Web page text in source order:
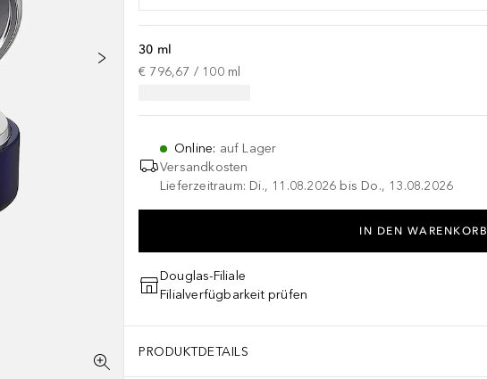
30 ml
€ 796,67 / 100 ml
Online: auf Lager
Versandkosten
Lieferzeitraum: Di., 11.08.2026 bis Do., 13.08.2026
IN DEN WARENKORB
Douglas-Filiale
Filialverfügbarkeit prüfen
PRODUKTDETAILS